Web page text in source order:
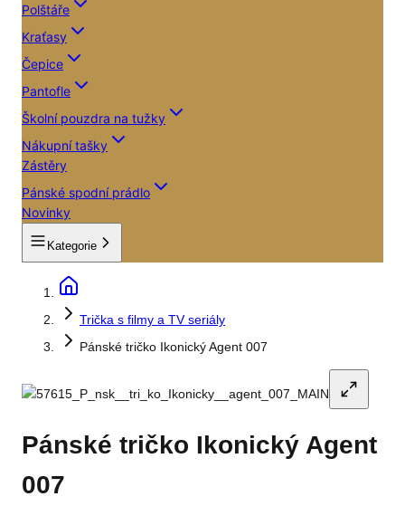
Polštáře
Kraťasy
Čepice
Pantofle
Školní pouzdra na tužky
Nákupní tašky
Zástěry
Pánské spodní prádlo
Novinky
Kategorie
Trička s filmy a TV seriály
Pánské tričko Ikonický Agent 007
Pánské tričko Ikonický Agent
007